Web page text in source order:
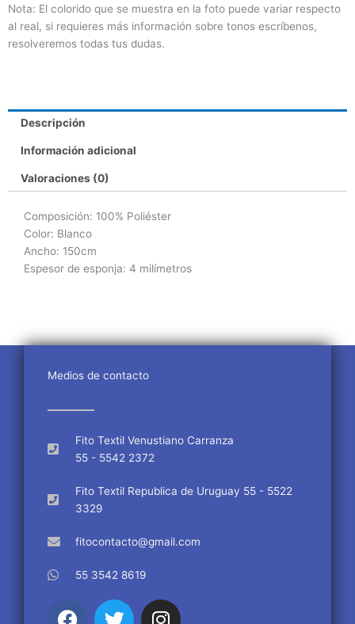
Nota: El colorido que se muestra en la foto puede variar respecto
al real, si requieres más información sobre tonos escríbenos,
resolveremos todas tus dudas.
Descripción
Información adicional
Valoraciones (0)
Composición: 100% Poliéster
Color: Blanco
Ancho: 150cm
Espesor de esponja: 4 milímetros
Medios de contacto
Fito Textil Venustiano Carranza
55 - 5542 2372
Fito Textil Republica de Uruguay 55 - 5522
3329
fitocontacto@gmail.com
55 3542 8619
F
T
I